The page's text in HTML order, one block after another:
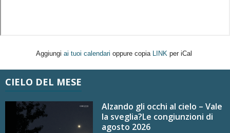
Aggiungi ai tuoi calendari oppure copia LINK per iCal
CIELO DEL MESE
Alzando gli occhi al cielo – Vale
la sveglia?Le congiunzioni di
agosto 2026